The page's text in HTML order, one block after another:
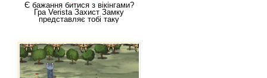
Є бажання битися з вікінгами?
Гра Verista Захист Замку
представляє тобі таку